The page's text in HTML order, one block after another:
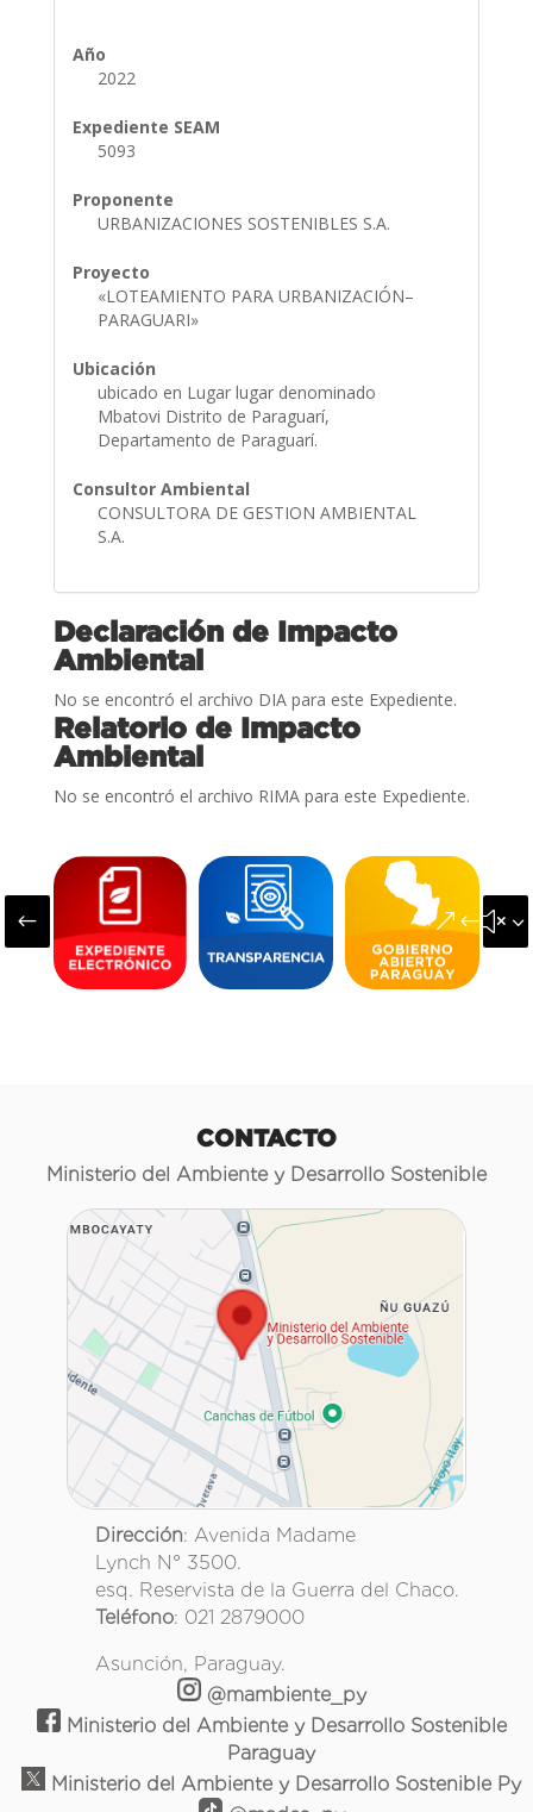
Año
2022
Expediente SEAM
5093
Proponente
URBANIZACIONES SOSTENIBLES S.A.
Proyecto
«LOTEAMIENTO PARA URBANIZACIÓN–
PARAGUARI»
Ubicación
ubicado en Lugar lugar denominado
Mbatovi Distrito de Paraguarí,
Departamento de Paraguarí.
Consultor Ambiental
CONSULTORA DE GESTION AMBIENTAL
S.A.
Declaración de Impacto
Ambiental
No se encontró el archivo DIA para este Expediente.
Relatorio de Impacto
Ambiental
No se encontró el archivo RIMA para este Expediente.
#
CONTACTO
Ministerio del Ambiente y Desarrollo Sostenible
Dirección: Avenida Madame
Lynch N° 3500.
esq. Reservista de la Guerra del Chaco.
Teléfono: 021 2879000
Asunción, Paraguay.
@mambiente_py
Ministerio del Ambiente y Desarrollo Sostenible
Paraguay
Ministerio del Ambiente y Desarrollo Sostenible Py